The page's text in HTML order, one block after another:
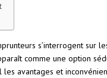
s’interrogent sur
comme une option
avantages et